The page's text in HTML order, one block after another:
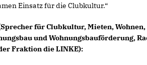
Einsatz für die Clubkultur.“
für Clubkultur, Mieten, Wohnen,
und Wohnungsbauförderung,
Fraktion die LINKE):